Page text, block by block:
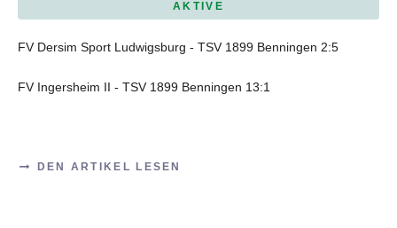
AKTIVE
FV Dersim Sport Ludwigsburg - TSV 1899 Benningen 2:5
FV Ingersheim II - TSV 1899 Benningen 13:1
DEN ARTIKEL LESEN